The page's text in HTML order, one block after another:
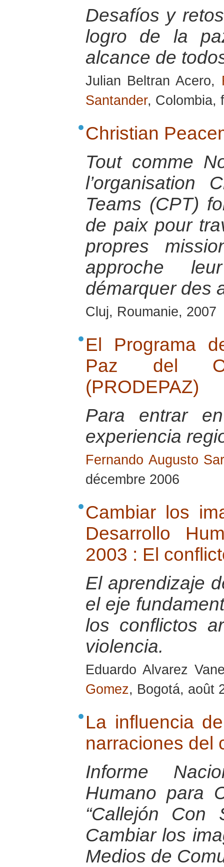
Desafíos y
logro de la
alcance de
Julian Beltran Acero,
Santander, Colombia,
Christian
Tout comme
l’organisation
Teams (CPT)
de paix pour
propres
approche
démarquer des
Cluj, Roumanie, 2007
El Programa
Paz del
(PRODEPAZ)
Para entrar
experiencia
Fernando Augusto
décembre 2006
Cambiar los
Desarrollo
2003 : El
El aprendizaje
el eje
los conflictos
violencia.
Eduardo Alvarez
Gomez, Bogotá, août
La influencia
narraciones del
Informe
Humano para
“Callejón Con
Cambiar los
Medios de